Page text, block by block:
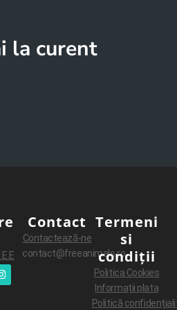
la curent
Contact
Contactează-ne
contact@freeanimals.ro
Termeni
si
condiții
Politica Cookies
Informații plata
Politică